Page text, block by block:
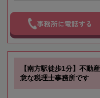
事務所に電話する
【南方駅徒歩1分】不動
意な税理士事務所です